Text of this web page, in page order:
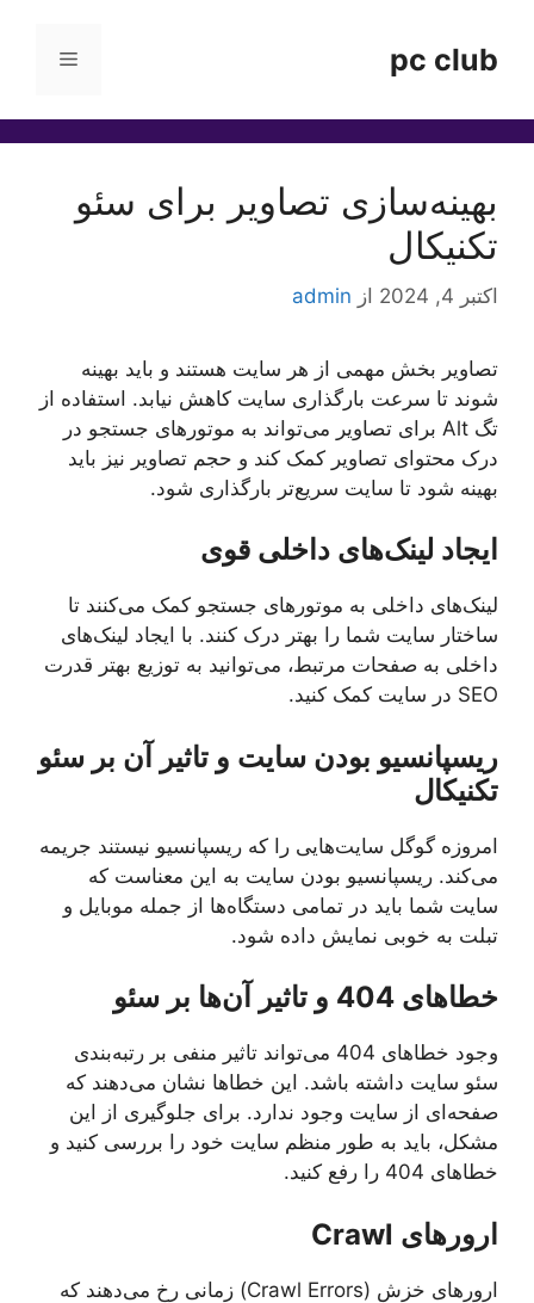
محتواpc club فهرست
بهینه‌سازی تصاویر برای سئو
تکنیکال
اکتبر 4, 2024 از admin
تصاویر بخش مهمی از هر سایت هستند و باید بهینه
شوند تا سرعت بارگذاری سایت کاهش نیابد. استفاده از
تگ Alt برای تصاویر می‌تواند به موتورهای جستجو در
درک محتوای تصاویر کمک کند و حجم تصاویر نیز باید
بهینه شود تا سایت سریع‌تر بارگذاری شود.
ایجاد لینک‌های داخلی قوی
لینک‌های داخلی به موتورهای جستجو کمک می‌کنند تا
ساختار سایت شما را بهتر درک کنند. با ایجاد لینک‌های
داخلی به صفحات مرتبط، می‌توانید به توزیع بهتر قدرت
SEO در سایت کمک کنید.
ریسپانسیو بودن سایت و تاثیر آن بر سئو
تکنیکال
امروزه گوگل سایت‌هایی را که ریسپانسیو نیستند جریمه
می‌کند. ریسپانسیو بودن سایت به این معناست که
سایت شما باید در تمامی دستگاه‌ها از جمله موبایل و
تبلت به خوبی نمایش داده شود.
خطاهای 404 و تاثیر آن‌ها بر سئو
وجود خطاهای 404 می‌تواند تاثیر منفی بر رتبه‌بندی
سئو سایت داشته باشد. این خطاها نشان می‌دهند که
صفحه‌ای از سایت وجود ندارد. برای جلوگیری از این
مشکل، باید به طور منظم سایت خود را بررسی کنید و
خطاهای 404 را رفع کنید.
ارورهای Crawl
ارورهای خزش (Crawl Errors) زمانی رخ می‌دهند که